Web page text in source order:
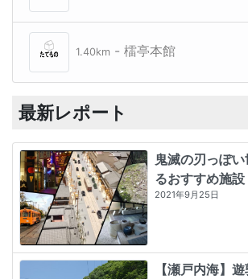
1.40km - 檑亭本館
最新レポート
鬼滅の刃っぽ
るおすすめ施設
2021年9月25日
【瀬戸内海】